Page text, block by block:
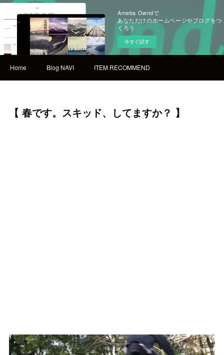
Ameba Owndで
あなただけのホームページやブログをつ
くろう
今すぐ試す
Home Blog NAVI ITEM RECOMMEND
【 春です。スキッド、してますか？ 】